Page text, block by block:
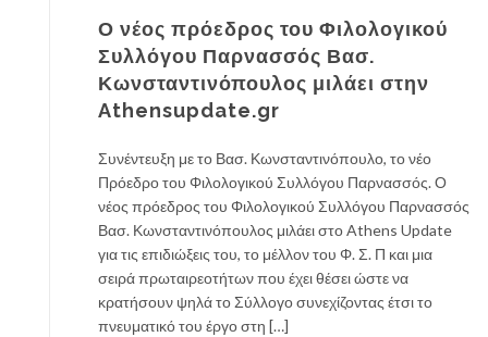
Ο νέος πρόεδρος του Φιλολογικού
Συλλόγου Παρνασσός Βασ.
Κωνσταντινόπουλος μιλάει στην
Athensupdate.gr
Συνέντευξη με το Βασ. Κωνσταντινόπουλο, το νέο
Πρόεδρο του Φιλολογικού Συλλόγου Παρνασσός. Ο
νέος πρόεδρος του Φιλολογικού Συλλόγου Παρνασσός
Βασ. Κωνσταντινόπουλος μιλάει στο Athens Update
για τις επιδιώξεις του, το μέλλον του Φ. Σ. Π και μια
σειρά πρωταιρεοτήτων που έχει θέσει ώστε να
κρατήσουν ψηλά το Σύλλογο συνεχίζοντας έτσι το
πνευματικό του έργο στη […]